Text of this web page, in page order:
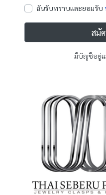
ฉันรับทราบและยอมรับ
สมั
มีบัญชีอยู่แ